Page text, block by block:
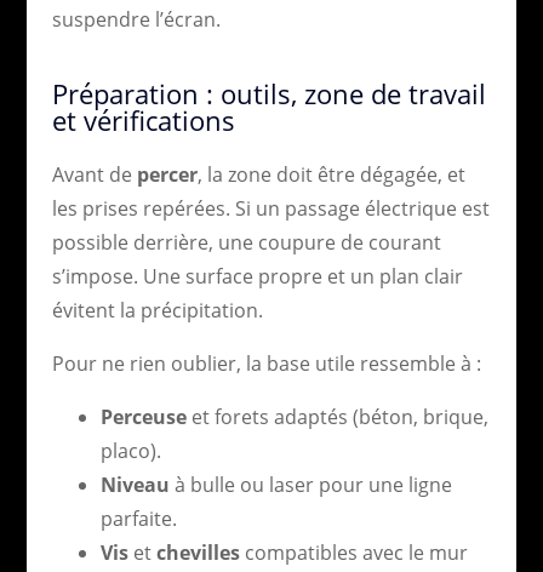
suspendre l’écran.
Préparation : outils, zone de travail
et vérifications
Avant de percer, la zone doit être dégagée, et
les prises repérées. Si un passage électrique est
possible derrière, une coupure de courant
s’impose. Une surface propre et un plan clair
évitent la précipitation.
Pour ne rien oublier, la base utile ressemble à :
Perceuseet forets adaptés (béton, brique,
placo).
Niveau à bulle ou laser pour une ligne
parfaite.
Visetchevillescompatibles avec le mur